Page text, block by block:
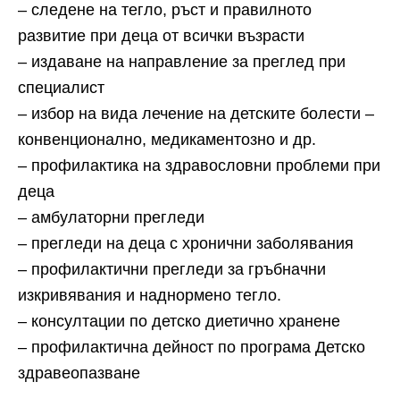
– следене на тегло, ръст и правилното
развитие при деца от всички възрасти
– издаване на направление за преглед при
специалист
– избор на вида лечение на детските болести –
конвенционално, медикаментозно и др.
– профилактика на здравословни проблеми при
деца
– амбулаторни прегледи
– прегледи на деца с хронични заболявания
– профилактични прегледи за гръбначни
изкривявания и наднормено тегло.
– консултации по детско диетично хранене
– профилактична дейност по програма Детско
здравеопазване